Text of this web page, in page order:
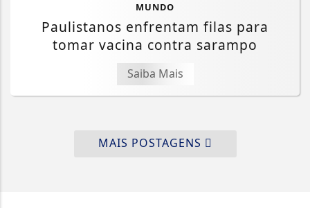
MUNDO
Paulistanos enfrentam filas para
tomar vacina contra sarampo
Saiba Mais
MAIS POSTAGENS